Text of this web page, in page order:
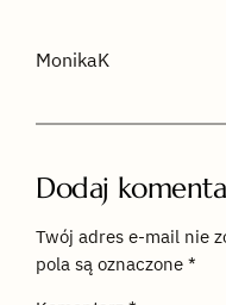
MonikaK
Dodaj
Twój adres e-mail nie
pola są oznaczone*